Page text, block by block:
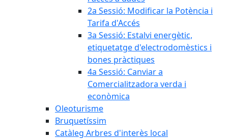
2a Sessió: Modificar la Potència i
Tarifa d'Accés
3a Sessió: Estalvi energètic,
etiquetatge d'electrodomèstics i
bones pràctiques
4a Sessió: Canviar a
Comercialitzadora verda i
econòmica
Oleoturisme
Bruquetíssim
Catàleg Arbres d'interès local